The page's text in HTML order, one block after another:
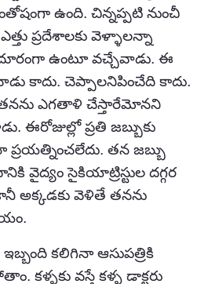
ఉంది. చిన్నప్పటి నుంచీ
ప్రదేశాలకు వెళ్ళాలన్నా
ఉంటూ వచ్చేవాడు. ఈ
కాదు. చెప్పాలనిపించేది కాదు.
ఎగతాళి చేస్తారేమోనని
ప్రతి జబ్బుకు
తన జబ్బు
వైద్యం సైకియాట్రిస్టుల దగ్గర
అక్కడకు వెళితే తనను
కలిగినా ఆసుపత్రికి
కళ్ళకు వస్తే కళ్ళ డాక్టరు